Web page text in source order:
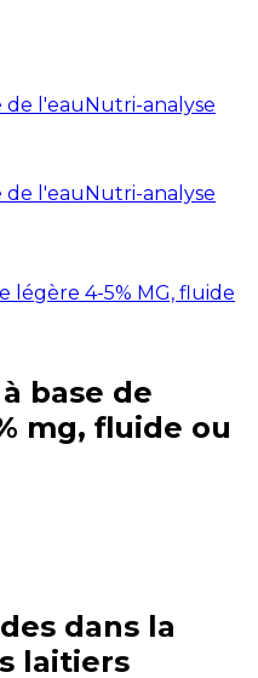
de l'eauNutri-analyse
de l'eauNutri-analyse
légère 4-5% MG, fluide
base de
mg, fluide ou
dans la
laitiers